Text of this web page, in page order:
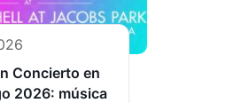
Concierto en
2026: música